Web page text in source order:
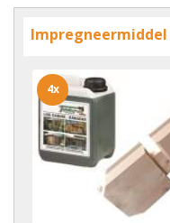
Impregneermiddel
4x